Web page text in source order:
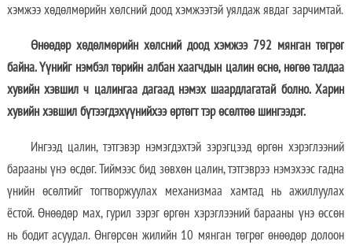
хэмжээ хөдөлмөрийн хөлсний доод хэмжээтэй уялдаж явдаг зарчимтай.
Өнөөдөр хөдөлмөрийн хөлсний доод хэмжээ 792 мянган төгрөг
байна. Үүнийг нэмбэл төрийн албан хаагчдын цалин өснө, нөгөө талдаа
хувийн хэвшил ч цалингаа дагаад нэмэх шаардлагатай болно. Харин
хувийн хэвшил бүтээгдэхүүнийхээ өртөгт тэр өсөлтөө шингээдэг.
Ингээд цалин, тэтгэвэр нэмэгдэхтэй зэрэгцээд өргөн хэрэглээний
барааны үнэ өсдөг. Тиймээс бид зөвхөн цалин, тэтгэврээ нэмэхээс гадна
үнийн өсөлтийг тогтворжуулах механизмаа хамтад нь ажиллуулах
ёстой. Өнөөдөр мах, гурил зэрэг өргөн хэрэглээний барааны үнэ өссөн
нь бодит асуудал. Өнгөрсөн жилийн 10 мянган төгрөг өнөөдөр долоон